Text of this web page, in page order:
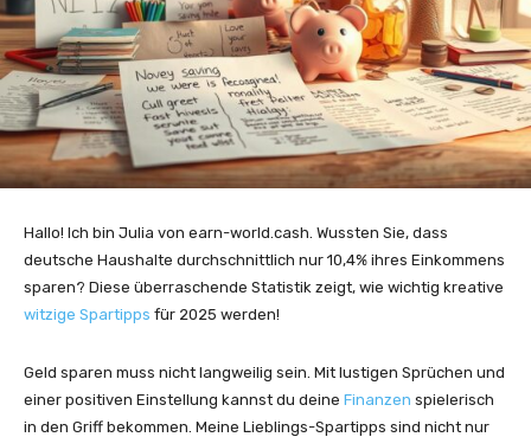
Hallo! Ich bin Julia von earn-world.cash. Wussten Sie, dass
deutsche Haushalte durchschnittlich nur 10,4% ihres Einkommens
sparen? Diese überraschende Statistik zeigt, wie wichtig kreative
witzige Spartipps für 2025 werden!
Geld sparen muss nicht langweilig sein. Mit lustigen Sprüchen und
einer positiven Einstellung kannst du deine Finanzen spielerisch
in den Griff bekommen. Meine Lieblings-Spartipps sind nicht nur